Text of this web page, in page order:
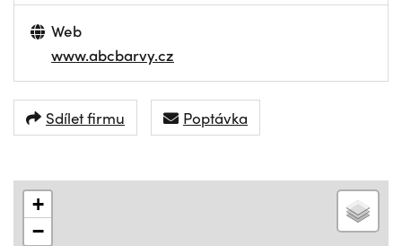
Web
www.abcbarvy.cz
Sdílet firmu Poptávka
+
−